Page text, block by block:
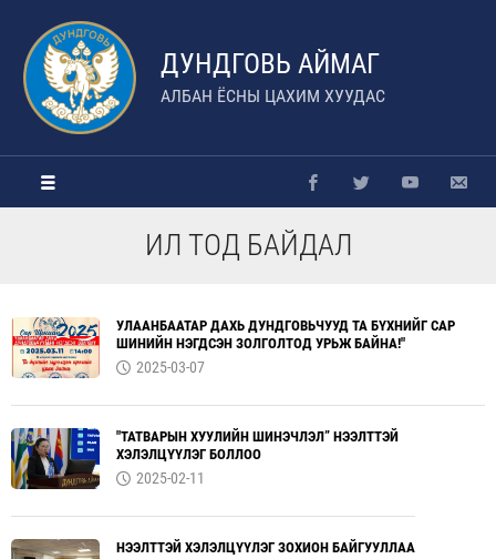
ДУНДГОВЬ АЙМАГ
АЛБАН ЁСНЫ ЦАХИМ ХУУДАС
ИЛ ТОД БАЙДАЛ
УЛААНБААТАР ДАХЬ ДУНДГОВЬЧУУД ТА БҮХНИЙГ САР
ШИНИЙН НЭГДСЭН ЗОЛГОЛТОД УРЬЖ БАЙНА!"
2025-03-07
"ТАТВАРЫН ХУУЛИЙН ШИНЭЧЛЭЛ” НЭЭЛТТЭЙ
ХЭЛЭЛЦҮҮЛЭГ БОЛЛОО
2025-02-11
НЭЭЛТТЭЙ ХЭЛЭЛЦҮҮЛЭГ ЗОХИОН БАЙГУУЛЛАА